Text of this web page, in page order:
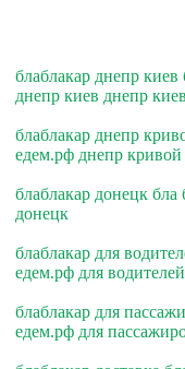
блаблакар днепр
днепр киев днепр киев
блаблакар днепр
едем.рф днепр
блаблакар донецк
донецк
блаблакар для
едем.рф для
блаблакар для
едем.рф для